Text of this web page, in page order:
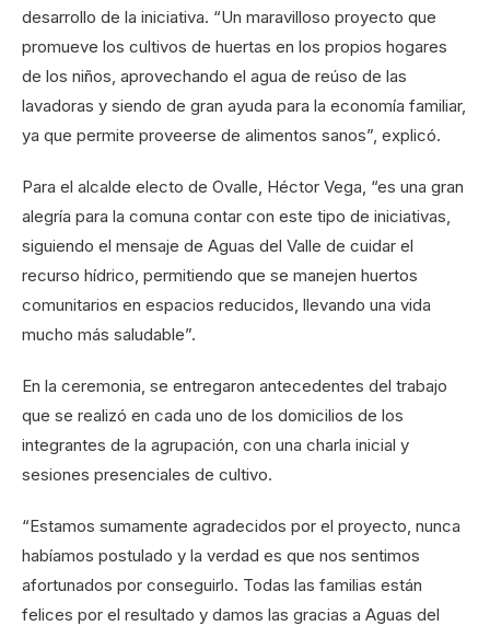
desarrollo de la iniciativa. “Un maravilloso proyecto que
promueve los cultivos de huertas en los propios hogares
de los niños, aprovechando el agua de reúso de las
lavadoras y siendo de gran ayuda para la economía familiar,
ya que permite proveerse de alimentos sanos”, explicó.
Para el alcalde electo de Ovalle, Héctor Vega, “es una gran
alegría para la comuna contar con este tipo de iniciativas,
siguiendo el mensaje de Aguas del Valle de cuidar el
recurso hídrico, permitiendo que se manejen huertos
comunitarios en espacios reducidos, llevando una vida
mucho más saludable”.
En la ceremonia, se entregaron antecedentes del trabajo
que se realizó en cada uno de los domicilios de los
integrantes de la agrupación, con una charla inicial y
sesiones presenciales de cultivo.
“Estamos sumamente agradecidos por el proyecto, nunca
habíamos postulado y la verdad es que nos sentimos
afortunados por conseguirlo. Todas las familias están
felices por el resultado y damos las gracias a Aguas del